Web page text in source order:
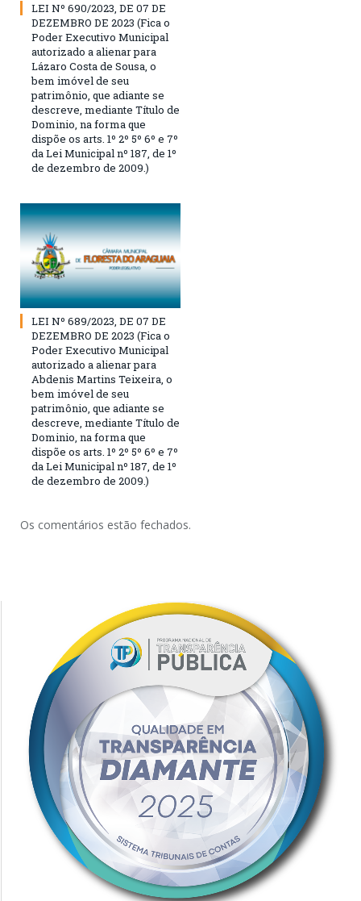
LEI Nº 690/2023, DE 07 DE
DEZEMBRO DE 2023 (Fica o
Poder Executivo Municipal
autorizado a alienar para
Lázaro Costa de Sousa, o
bem imóvel de seu
patrimônio, que adiante se
descreve, mediante Título de
Dominio, na forma que
dispõe os arts. 1º 2º 5º 6º e 7º
da Lei Municipal nº 187, de 1º
de dezembro de 2009.)
LEI Nº 689/2023, DE 07 DE
DEZEMBRO DE 2023 (Fica o
Poder Executivo Municipal
autorizado a alienar para
Abdenis Martins Teixeira, o
bem imóvel de seu
patrimônio, que adiante se
descreve, mediante Título de
Dominio, na forma que
dispõe os arts. 1º 2º 5º 6º e 7º
da Lei Municipal nº 187, de 1º
de dezembro de 2009.)
Os comentários estão fechados.